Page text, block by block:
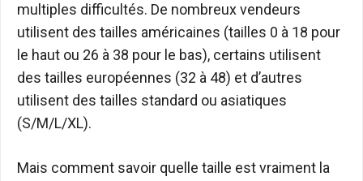
multiples difficultés. De nombreux vendeurs
utilisent des tailles américaines (tailles 0 à 18 pour
le haut ou 26 à 38 pour le bas), certains utilisent
des tailles européennes (32 à 48) et d’autres
utilisent des tailles standard ou asiatiques
(S/M/L/XL).
Mais comment savoir quelle taille est vraiment la